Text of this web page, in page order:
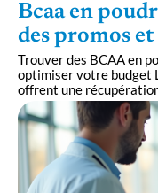
Bcaa en
des promos et
Trouver des BCAA en
optimiser votre budget
offrent une